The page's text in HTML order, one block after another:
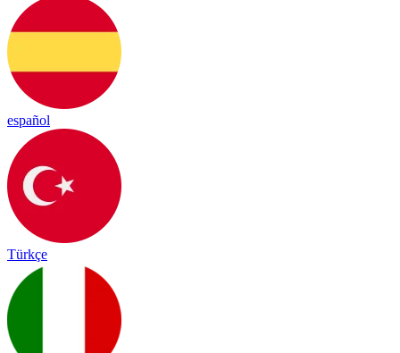
español
Türkçe